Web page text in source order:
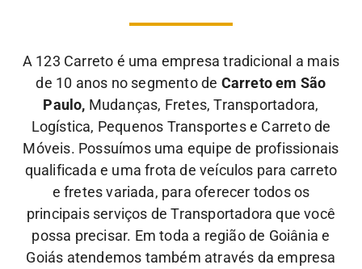
A 123 Carreto é uma empresa tradicional a mais
de 10 anos no segmento de Carreto em São
Paulo, Mudanças, Fretes, Transportadora,
Logística, Pequenos Transportes e Carreto de
Móveis. Possuímos uma equipe de profissionais
qualificada e uma frota de veículos para carreto
e fretes variada, para oferecer todos os
principais serviços de Transportadora que você
possa precisar. Em toda a região de Goiânia e
Goiás atendemos também através da empresa